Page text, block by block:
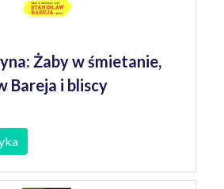
Żaby w śmietanie,
Bareja i bliscy